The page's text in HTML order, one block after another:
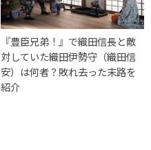
『豊臣兄弟！』で織田信長と敵
対していた織田伊勢守（織田信
安）は何者？敗れ去った末路を
紹介